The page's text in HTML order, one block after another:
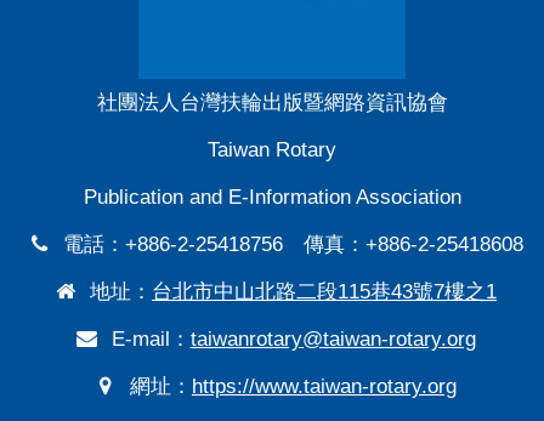
社團法人台灣扶輪出版暨網路資訊協會
Taiwan Rotary
Publication and E-Information Association
電話：+886-2-25418756 傳真：+886-2-25418608
地址： 台北市中山北路二段115巷43號7樓之1
E-mail： taiwanrotary@taiwan-rotary.org
網址： https://www.taiwan-rotary.org